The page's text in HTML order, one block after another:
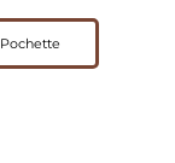
Pochette